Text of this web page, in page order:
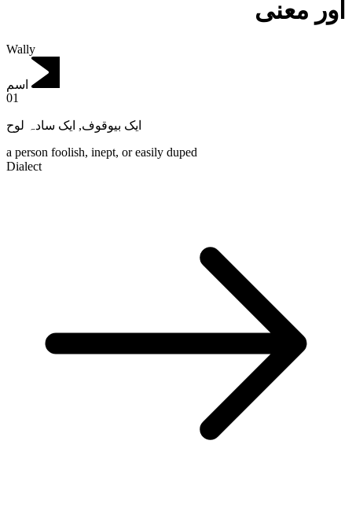
اور معنی
Wally
اسم
01
ایک بیوقوف, ایک سادہ لوح
a person foolish, inept, or easily duped
Dialect